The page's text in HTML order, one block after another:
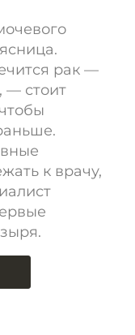
рак —
— стоит
к врачу,